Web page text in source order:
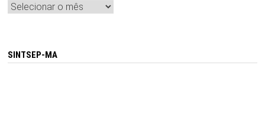
Arquivos
SINTSEP-MA